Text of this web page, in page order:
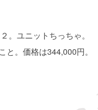
。ユニットちっちゃ。
。価格は344,000円。